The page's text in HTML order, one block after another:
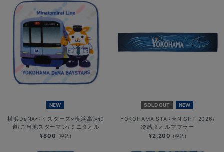
NEW
横浜DeNAベイスターズ×横浜高速鉄
道/ご当地スターマン/ミニタオル
¥800 (税込)
SOLD OUT NEW
YOKOHAMA STAR☆NIGHT 2026/
冷感タオルマフラー
¥2,200 (税込)